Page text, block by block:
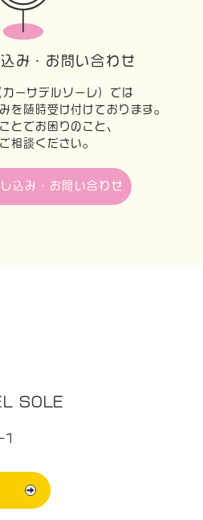
み・お問い合わせ
ーサデルソーレ）では
を随時受け付けております。
とでお困りのこと、
相談ください。
込み・お問い合わせ
SOLE
1